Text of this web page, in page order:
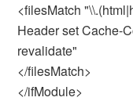
<filesMatch
Header set Cache-
revalidate"
</filesMatch>
</ifModule>